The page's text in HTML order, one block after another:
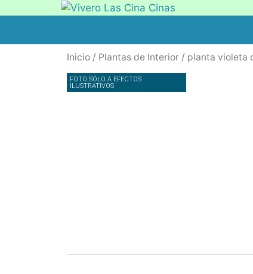
Inicio / Plantas de Interior / planta violeta
FOTO SÓLO A EFECTOS
ILUSTRATIVOS